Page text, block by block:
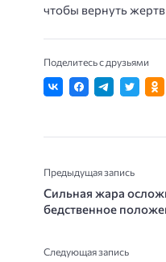
чтобы вернуть
Поделитесь с друзьями
Предыдущая запись
Сильная жара
бедственное
Следующая запись